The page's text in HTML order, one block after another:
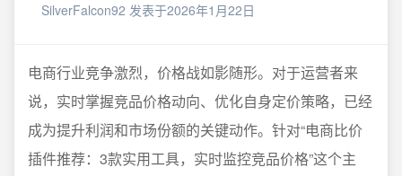
SilverFalcon92 发表于2026年1月22日
电商行业竞争激烈，价格战如影随形。对于运营者来
说，实时掌握竞品价格动向、优化自身定价策略，已经
成为提升利润和市场份额的关键动作。针对“电商比价
插件推荐：3款实用工具，实时监控竞品价格”这个主